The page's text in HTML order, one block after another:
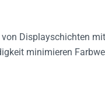
Displayschichten
minimieren